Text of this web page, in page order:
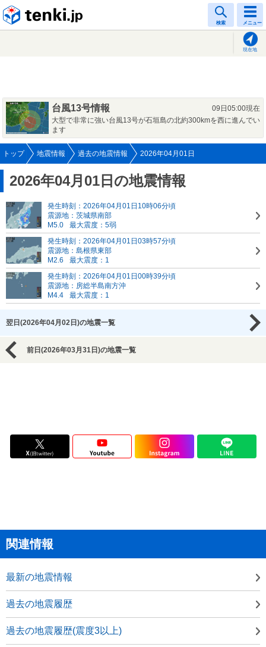
検索 メニュー
現在地
台風13号情報
09日05:00現在
大型で非常に強い台風13号が石垣島の北約300kmを西に進んでい
ます
トップ 地震情報 過去の地震情報 2026年04月01日
2026年04月01日の地震情報
発生時刻：2026年04月01日10時06分頃
震源地：茨城県南部
M5.0
最大震度：5弱
発生時刻：2026年04月01日03時57分頃
震源地：島根県東部
M2.6
最大震度：1
発生時刻：2026年04月01日00時39分頃
震源地：房総半島南方沖
M4.4
最大震度：1
翌日(2026年04月02日)の地震一覧
前日(2026年03月31日)の地震一覧
関連情報
最新の地震情報
過去の地震履歴
過去の地震履歴(震度3以上)